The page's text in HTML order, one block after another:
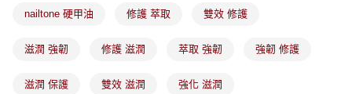
3.實際核准額度、可分期數及費用金額請依後續交易確認頁面所載為準。
消。如遇「轉專審核」未通過狀況，表示未達大哥付你分期系統評分，恕無
1.分期款項不併入電信帳單，「大哥付你分期」於每月結算日後寄送繳費提
全家取貨付款
每筆NT$100，滿NT$899(含以上)免運費
nailtone 硬甲油 修護 萃取 雙效 修護
滋潤 強韌 修護 滋潤 萃取 強韌 強韌 修護
滋潤 保護 雙效 滋潤 強化 滋潤